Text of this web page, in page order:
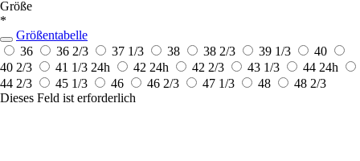
Größe
*
Größentabelle
36
36 2/3 37 1/3 38 38 2/3 39 1/3
40
40 2/3
41 1/3 24h 42 24h 42 2/3 43 1/3 44 24h
44 2/3
45 1/3 46 46 2/3 47 1/3 48
48 2/3
Dieses Feld ist erforderlich